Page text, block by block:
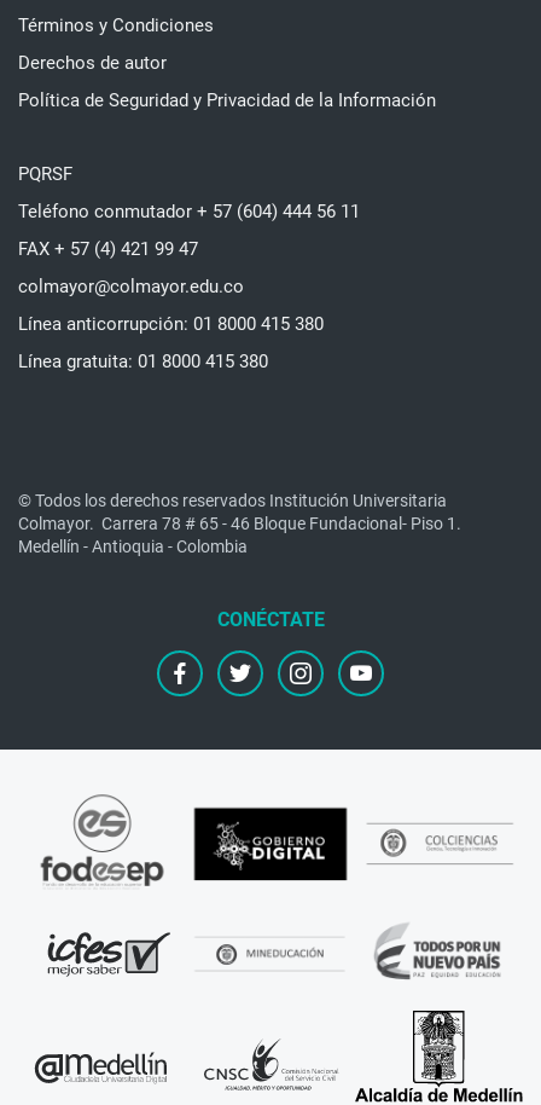
Términos y Condiciones
Derechos de autor
Política de Seguridad y Privacidad de la Información
PQRSF
Teléfono conmutador + 57 (604) 444 56 11
FAX + 57 (4) 421 99 47
colmayor@colmayor.edu.co
Línea anticorrupción: 01 8000 415 380
Línea gratuita: 01 8000 415 380
© Todos los derechos reservados Institución Universitaria
Colmayor. Carrera 78 # 65 - 46 Bloque Fundacional- Piso 1.
Medellín - Antioquia - Colombia
facebooktwitter instagramyoutube